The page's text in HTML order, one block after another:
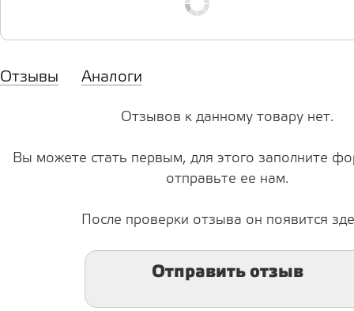
Отзывы Аналоги
Отзывов к данному товару нет.
Вы можете стать первым, для этого заполните
отправьте ее нам.
После проверки отзыва он появится
Отправить отзыв